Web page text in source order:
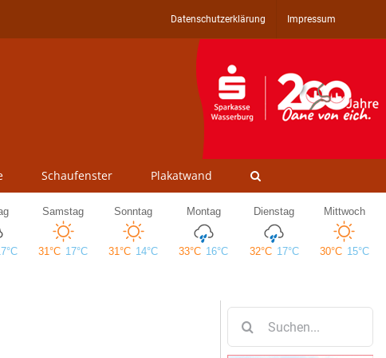
Datenschutzerklärung Impressum
Schaufenster Plakatwand
nach: